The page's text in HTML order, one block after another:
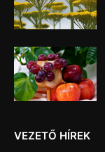
VEZETŐ HÍREK